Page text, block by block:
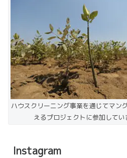
ハウスクリーニング事業を通じてマン
えるプロジェクトに参加してい
Instagram